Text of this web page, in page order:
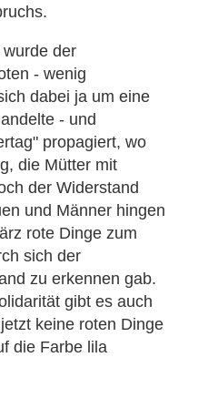
der
- wenig
dabei ja um eine
- und
propagiert, wo
die Mütter mit
der Widerstand
und Männer hingen
rote Dinge zum
sich der
zu erkennen gab.
gibt es auch
keine roten Dinge
die Farbe lila